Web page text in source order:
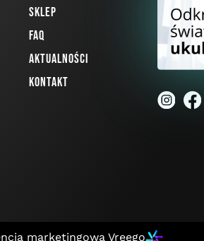
Sklep
FAQ
Aktualności
Kontakt
marketingowa Vreego